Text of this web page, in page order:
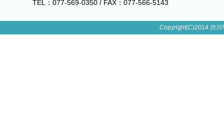
TEL：077-569-0350 / FAX：077-566-5143
Copyright(C)2014 渋川